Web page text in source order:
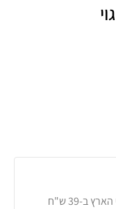
שליח עד הבית לכל רחבי הארץ ב-39 ש"ח